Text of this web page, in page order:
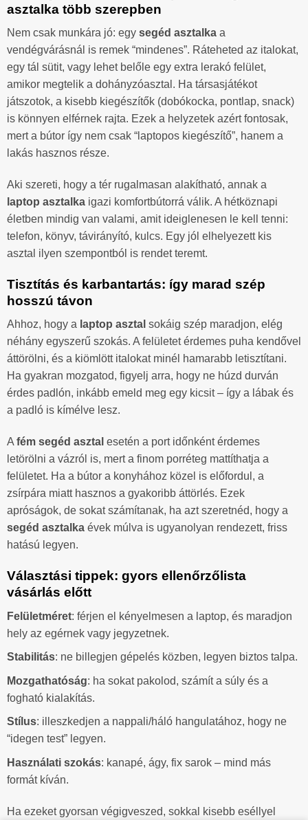
asztalka több szerepben
Nem csak munkára jó: egy segéd asztalka a
vendégvárásnál is remek “mindenes”. Ráteheted az italokat,
egy tál sütit, vagy lehet belőle egy extra lerakó felület,
amikor megtelik a dohányzóasztal. Ha társasjátékot
játszotok, a kisebb kiegészítők (dobókocka, pontlap, snack)
is könnyen elférnek rajta. Ezek a helyzetek azért fontosak,
mert a bútor így nem csak “laptopos kiegészítő”, hanem a
lakás hasznos része.
Aki szereti, hogy a tér rugalmasan alakítható, annak a
laptop asztalka igazi komfortbútorrá válik. A hétköznapi
életben mindig van valami, amit ideiglenesen le kell tenni:
telefon, könyv, távirányító, kulcs. Egy jól elhelyezett kis
asztal ilyen szempontból is rendet teremt.
Tisztítás és karbantartás: így marad szép
hosszú távon
Ahhoz, hogy a laptop asztal sokáig szép maradjon, elég
néhány egyszerű szokás. A felületet érdemes puha kendővel
áttörölni, és a kiömlött italokat minél hamarabb letisztítani.
Ha gyakran mozgatod, figyelj arra, hogy ne húzd durván
érdes padlón, inkább emeld meg egy kicsit – így a lábak és
a padló is kímélve lesz.
A fém segéd asztal esetén a port időnként érdemes
letörölni a vázról is, mert a finom porréteg mattíthatja a
felületet. Ha a bútor a konyhához közel is előfordul, a
zsírpára miatt hasznos a gyakoribb áttörlés. Ezek
apróságok, de sokat számítanak, ha azt szeretnéd, hogy a
segéd asztalka évek múlva is ugyanolyan rendezett, friss
hatású legyen.
Választási tippek: gyors ellenőrzőlista
vásárlás előtt
Felületméret: férjen el kényelmesen a laptop, és maradjon
hely az egérnek vagy jegyzetnek.
Stabilitás: ne billegjen gépelés közben, legyen biztos talpa.
Mozgathatóság: ha sokat pakolod, számít a súly és a
fogható kialakítás.
Stílus: illeszkedjen a nappali/háló hangulatához, hogy ne
“idegen test” legyen.
Használati szokás: kanapé, ágy, fix sarok – mind más
formát kíván.
Ha ezeket gyorsan végigveszed, sokkal kisebb eséllyel